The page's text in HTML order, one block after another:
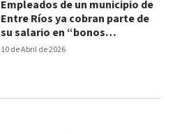
10 de Abril de 2026
Empleados de un municipio de
Entre Ríos ya cobran parte de
su salario en “bonos
alimentarios”